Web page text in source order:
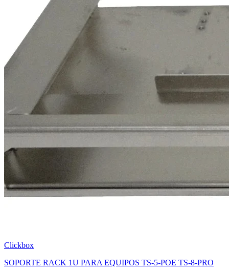
Clickbox
SOPORTE RACK 1U PARA EQUIPOS TS-5-POE TS-8-PRO